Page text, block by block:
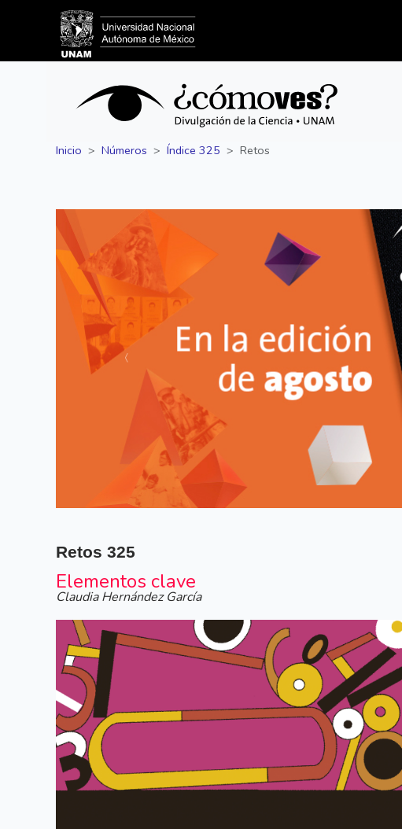
Inicio Números Índice 325 Retos
Siguiente
Retos 325
Elementos clave
Claudia Hernández García